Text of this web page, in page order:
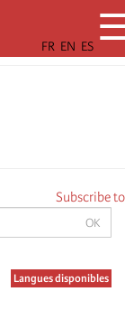
تجاوز
إلى
المحتوى
OK
Langues disponibles
Subscribe to